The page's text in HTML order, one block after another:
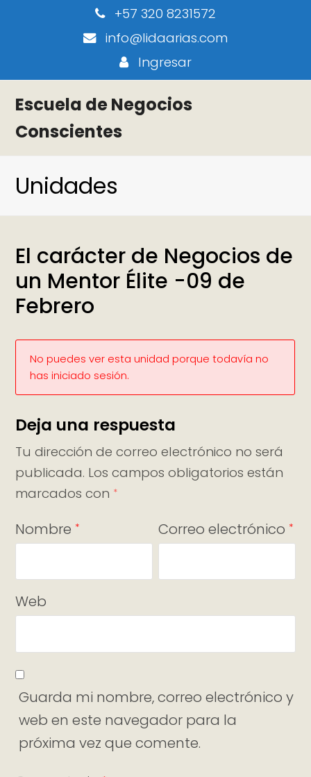
+57 320 8231572
info@lidaarias.com
Ingresar
Escuela de Negocios
Conscientes
Unidades
El carácter de Negocios de
un Mentor Élite -09 de
Febrero
No puedes ver esta unidad porque todavía no
has iniciado sesión.
Deja una respuesta
Tu dirección de correo electrónico no será
publicada. Los campos obligatorios están
marcados con *
Nombre * Correo electrónico *
Web
Guarda mi nombre, correo electrónico y
web en este navegador para la
próxima vez que comente.